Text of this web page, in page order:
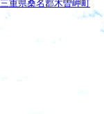
三重県桑名郡木曽岬町